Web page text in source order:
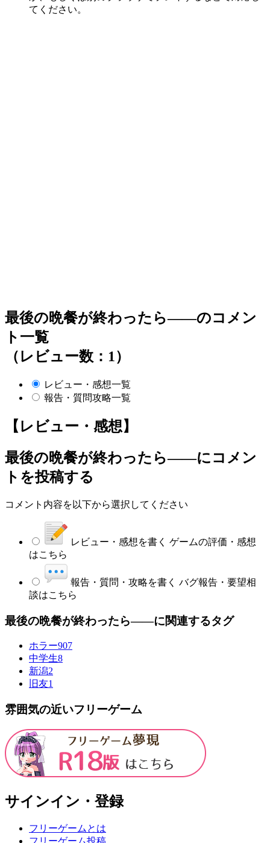
てください。
最後の晩餐が終わったら――のコメン
ト一覧
（レビュー数：1）
レビュー・感想一覧
報告・質問攻略一覧
【レビュー・感想】
最後の晩餐が終わったら――にコメン
トを投稿する
コメント内容を以下から選択してください
レビュー・感想を書く ゲームの評価・感想
はこちら
報告・質問・攻略を書く バグ報告・要望相
談はこちら
最後の晩餐が終わったら――に関連するタグ
ホラー907
中学生8
新潟2
旧友1
雰囲気の近いフリーゲーム
サインイン・登録
フリーゲームとは